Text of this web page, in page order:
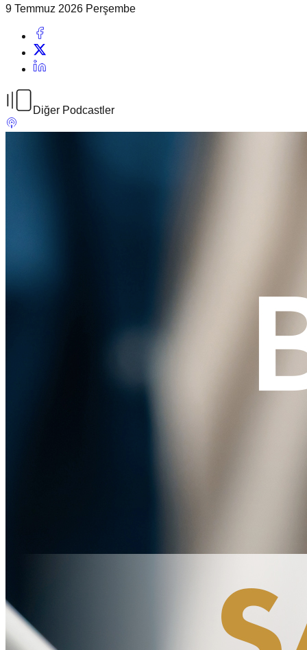
9 Temmuz 2026 Perşembe
Diğer Podcastler